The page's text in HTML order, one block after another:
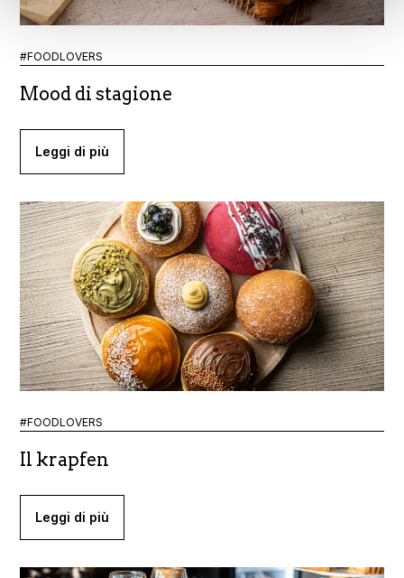
specificinstructions on adjusting your cookie preferences
#FOODLOVERS
Mood di stagione
Leggi di più
#FOODLOVERS
Il krapfen
Leggi di più